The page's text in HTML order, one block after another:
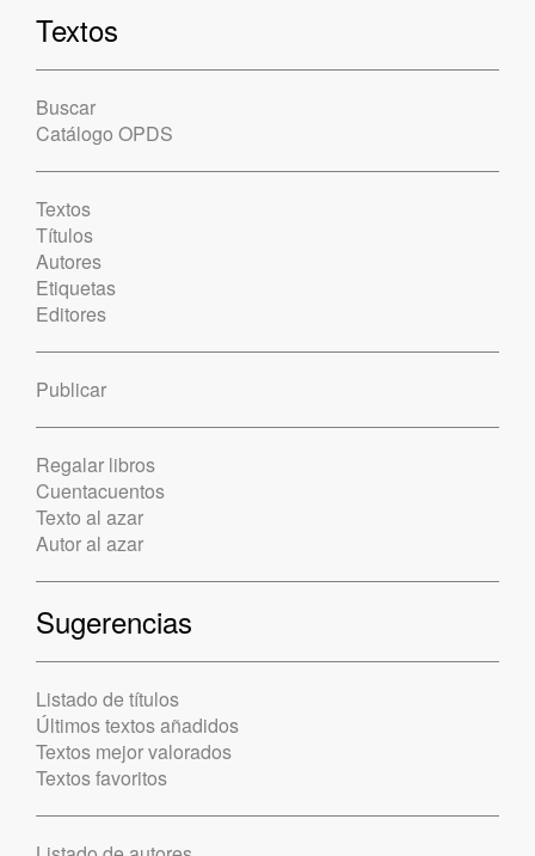
Textos
Buscar
Catálogo OPDS
Textos
Títulos
Autores
Etiquetas
Editores
Publicar
Regalar libros
Cuentacuentos
Texto al azar
Autor al azar
Sugerencias
Listado de títulos
Últimos textos añadidos
Textos mejor valorados
Textos favoritos